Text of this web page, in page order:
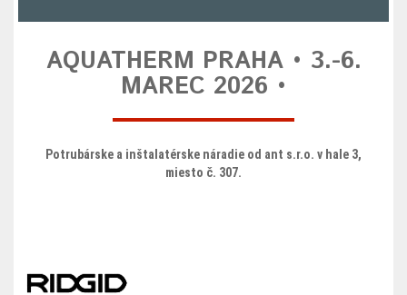
AQUATHERM PRAHA • 3.-6.
MAREC 2026 •
Potrubárske a inštalatérske náradie od ant s.r.o. v hale 3,
miesto č. 307.